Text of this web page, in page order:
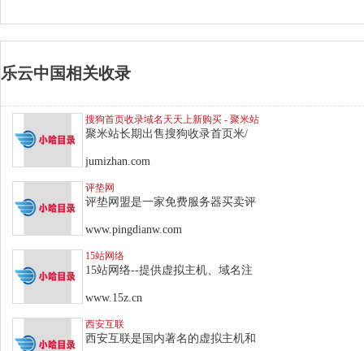
乐云中国相关收录
搜狗首页收录域名天天上新购买 - 聚米站
聚米站长期出售搜狗收录首页米/
jumizhan.com
评垫网
评垫网盟是一家免费服务器买卖评
www.pingdianw.com
15站网络
15站网络--提供虚拟主机、域名注
www.15z.cn
西安互联
西安互联是国内著名的虚拟主机和